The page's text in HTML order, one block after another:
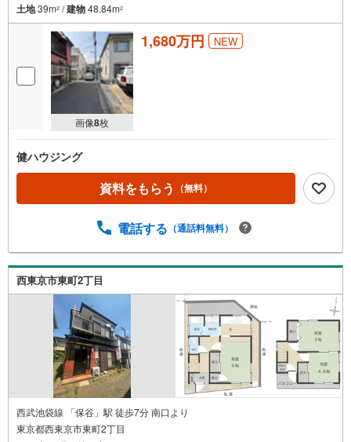
土地39m2 /建物48.84m2
画像8枚
1,680万円 NEW
健ハウジング
資料をもらう （無料）
電話する （通話料無料）
西東京市東町2丁目
西武池袋線 「保谷」駅 徒歩7分 南口より
東京都西東京市東町2丁目